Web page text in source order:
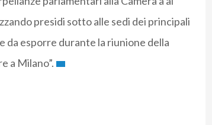
presidi sotto alle sedi dei principali
da esporre durante la riunione della
a Milano”.